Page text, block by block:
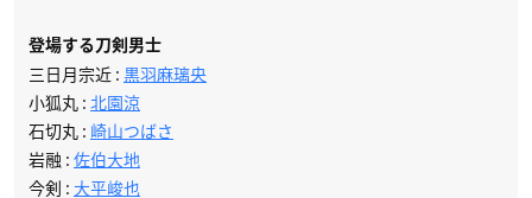
登場する刀剣男士
三日月宗近 : 黒羽麻璃央
小狐丸 : 北園涼
石切丸 : 崎山つばさ
岩融 : 佐伯大地
今剣 : 大平峻也